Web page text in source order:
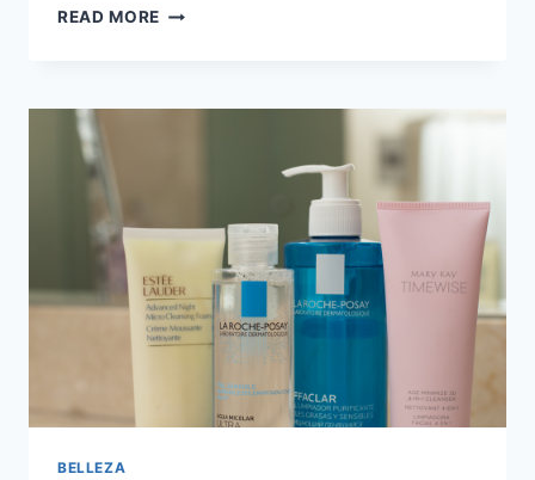
READ MORE LA
FAVORITOS
BELLEZA